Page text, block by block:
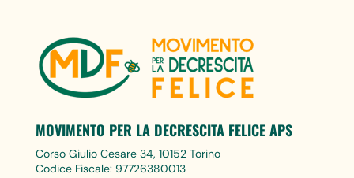
MOVIMENTO PER LA DECRESCITA FELICE APS
Corso Giulio Cesare 34, 10152 Torino
Codice Fiscale: 97726380013